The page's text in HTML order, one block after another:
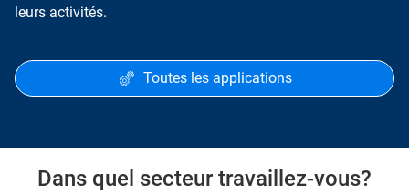
leurs activités.
Toutes les applications
Dans quel secteur travaillez-vous?